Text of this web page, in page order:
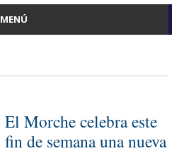
MENÚ
El Morche celebra este
fin de semana una nueva